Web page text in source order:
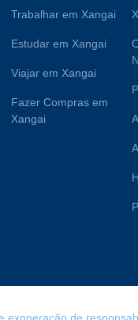
Trabalhar em Xangai
Estudar em Xangai
Viajar em Xangai
Fazer Compras em
Xangai